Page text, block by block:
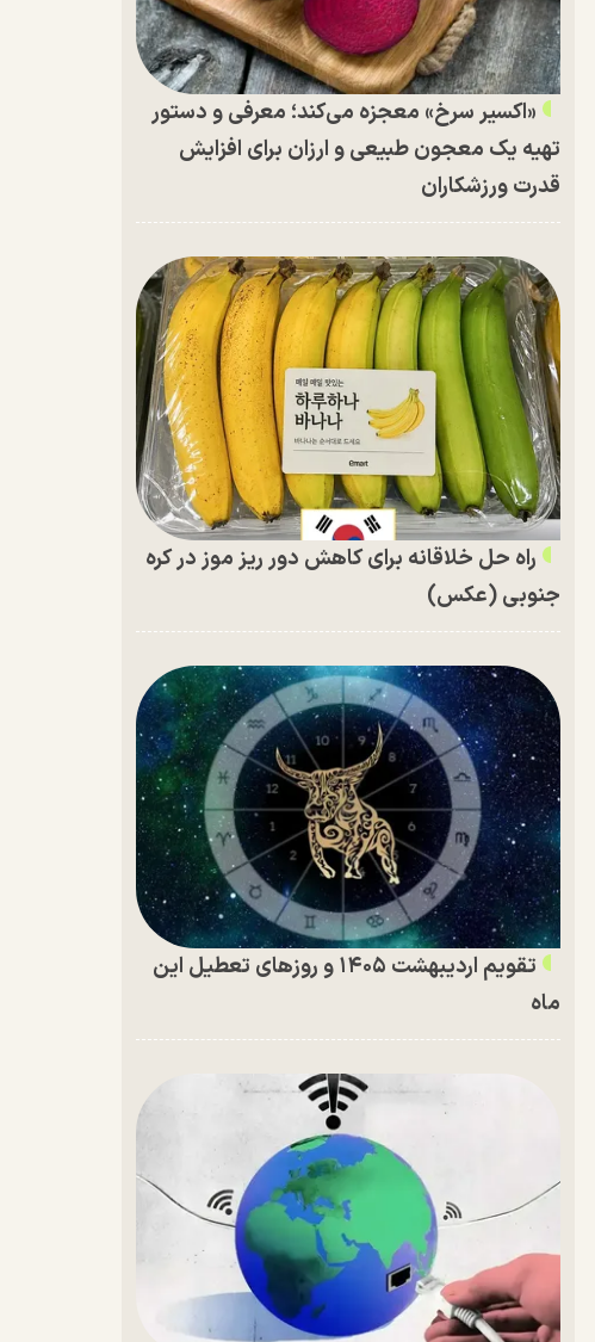
«اکسیر سرخ» معجزه می‌کند؛ معرفی و دستور
تهیه یک معجون طبیعی و ارزان برای افزایش
قدرت ورزشکاران
راه حل خلاقانه برای کاهش دور ریز موز در کره
جنوبی (عکس)
تقویم اردیبهشت ۱۴۰۵ و روز‌های تعطیل این
ماه